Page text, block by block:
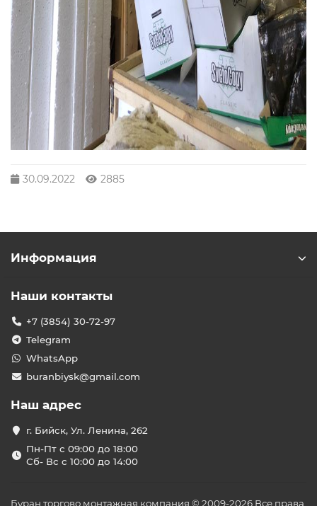
30.09.2022 2885
Информация
Наши контакты
+7 (3854) 30-72-97
Telegram
WhatsApp
buranbiysk@gmail.com
Наш адрес
г. Бийск, Ул. Ленина, 262
Пн-Пт с 09:00 до 18:00
Сб- Вс с 10:00 до 14:00
Буран торгово монтажная компания © 2009-2026 Все права